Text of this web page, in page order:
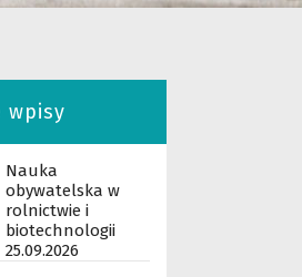
wpisy
Nauka
obywatelska w
rolnictwie i
biotechnologii
25.09.2026